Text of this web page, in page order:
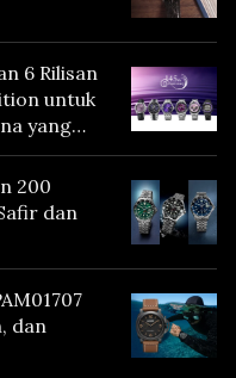
6 Rilisan
untuk
yang
200
dan
dan